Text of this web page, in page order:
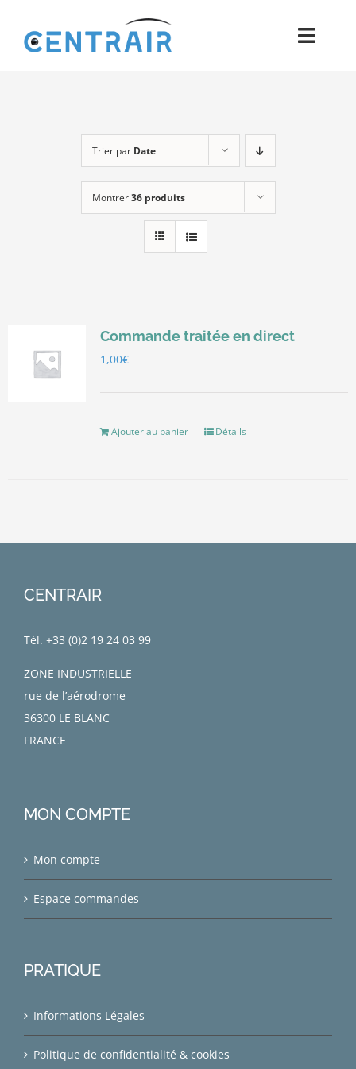
contenu
Moyens
Pièces
Process
Trier par Date
Montrer36 produits
Commande traitée en direct
1,00€
Ajouter au panier Détails
CENTRAIR
Tél. +33 (0)2 19 24 03 99
ZONE INDUSTRIELLE
rue de l’aérodrome
36300 LE BLANC
FRANCE
MON COMPTE
Mon compte
Espace commandes
PRATIQUE
Informations Légales
Politique de confidentialité & cookies